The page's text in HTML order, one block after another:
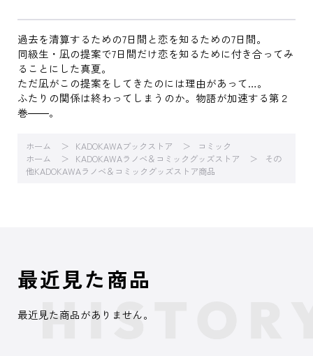
過去を清算するための7日間と恋を知るための7日間。
同級生・凪の提案で7日間だけ恋を知るために付き合ってみ
ることにした真夏。
ただ凪がこの提案をしてきたのには理由があって…。
ふたりの関係は終わってしまうのか。物語が加速する第２
巻――。
ホーム KADOKAWAブックストア
コミック
ホーム
KADOKAWAラノベ＆コミックグッズストア
その
他KADOKAWAラノベ＆コミックグッズストア商品
最近見た商品
最近見た商品がありません。